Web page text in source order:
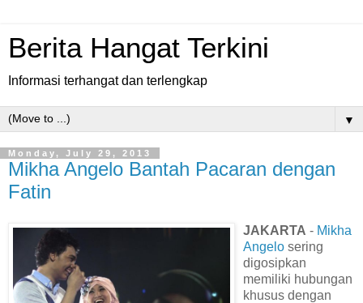
Berita Hangat Terkini
Informasi terhangat dan terlengkap
▼
Monday, July 29, 2013
Mikha Angelo Bantah Pacaran dengan
Fatin
JAKARTA - Mikha
Angelo sering
digosipkan
memiliki hubungan
khusus dengan